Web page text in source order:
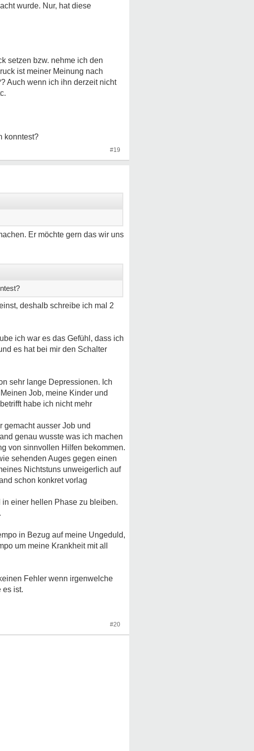
wurde. Nur, hat diese
setzen bzw. nehme ich den
ist meiner Meinung nach
Auch wenn ich ihn derzeit nicht
konntest?
#19
Er möchte gern das wir uns
deshalb schreibe ich mal 2
ich war es das Gefühl, dass ich
es hat bei mir den Schalter
sehr lange Depressionen. Ich
Job, meine Kinder und
habe ich nicht mehr
gemacht ausser Job und
genau wusste was ich machen
von sinnvollen Hilfen bekommen.
sehenden Auges gegen einen
Nichtstuns unweigerlich auf
schon konkret vorlag
einer hellen Phase zu bleiben.
in Bezug auf meine Ungeduld,
um meine Krankheit mit all
Fehler wenn irgenwelche
es ist.
#20